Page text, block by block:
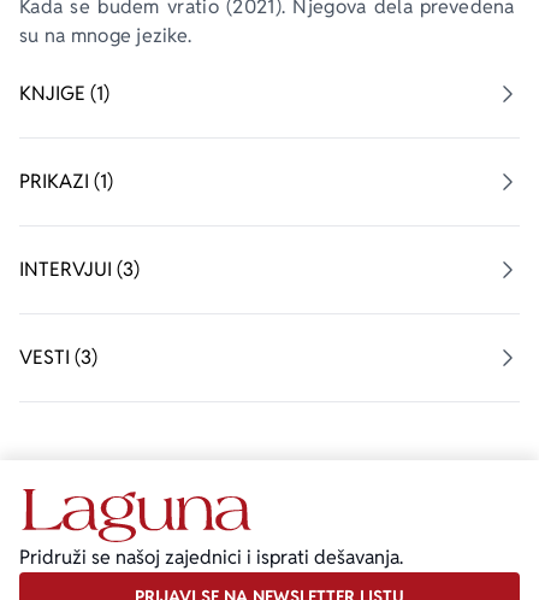
Kada se budem vratio (2021). Njegova dela prevedena
su na mnoge jezike.
KNJIGE (1)
PRIKAZI (1)
INTERVJUI (3)
VESTI (3)
Pridruži se našoj zajednici i isprati dešavanja.
Ekranizovane knjige
Za poklon
Autori
Lični razvoj i popularna psihologija
Bojan Ljubenović
Dejan Tiago-Stanković
Harlan Koben